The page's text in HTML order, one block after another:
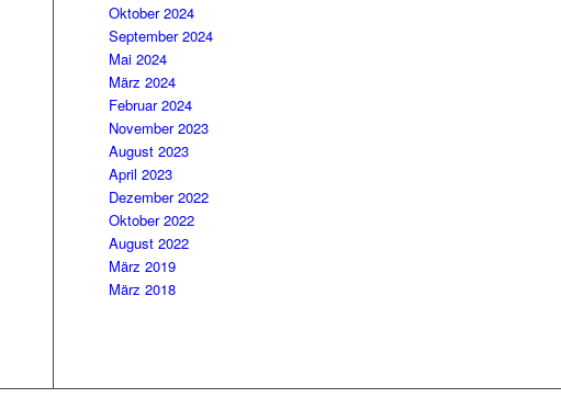
Oktober 2024
September 2024
Mai 2024
März 2024
Februar 2024
November 2023
August 2023
April 2023
Dezember 2022
Oktober 2022
August 2022
März 2019
März 2018